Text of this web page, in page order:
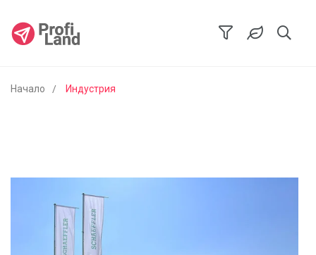
Начало Индустрия